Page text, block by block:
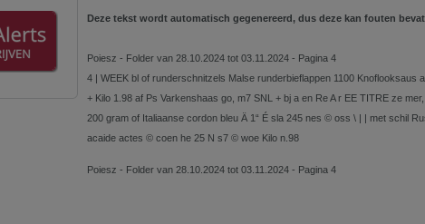
Deze tekst wordt automatisch gegenereerd, dus deze kan fouten
Poiesz - Folder van 28.10.2024 tot 03.11.2024 - Pagina 4
4 | WEEK bl of runderschnitzels Malse runderbieflappen 1100
+ Kilo 1.98 af Ps Varkenshaas go, m7 SNL + bj a en Re A r EE TITRE ze
200 gram of Italiaanse cordon bleu Ä 1“ É sla 245 nes © oss \ | | met schil
acaide actes © coen he 25 N s7 © woe Kilo n.98
Poiesz - Folder van 28.10.2024 tot 03.11.2024 - Pagina 4